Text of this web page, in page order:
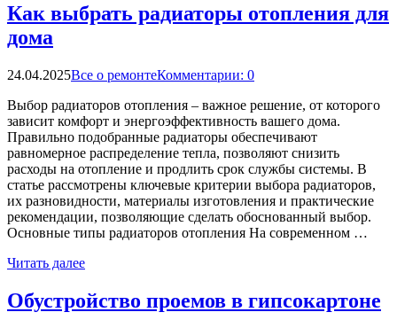
Как выбрать радиаторы отопления для
дома
24.04.2025Все о ремонтеКомментарии: 0
Выбор радиаторов отопления – важное решение, от которого
зависит комфорт и энергоэффективность вашего дома.
Правильно подобранные радиаторы обеспечивают
равномерное распределение тепла, позволяют снизить
расходы на отопление и продлить срок службы системы. В
статье рассмотрены ключевые критерии выбора радиаторов,
их разновидности, материалы изготовления и практические
рекомендации, позволяющие сделать обоснованный выбор.
Основные типы радиаторов отопления На современном …
Читать далее
Обустройство проемов в гипсокартоне